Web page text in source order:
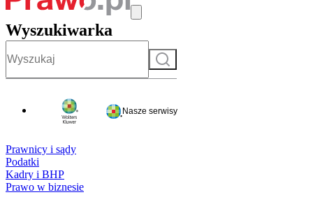
Wyszukiwarka
Szukaj
Nasze serwisy
Prawnicy i sądy
Podatki
Kadry i BHP
Prawo w biznesie